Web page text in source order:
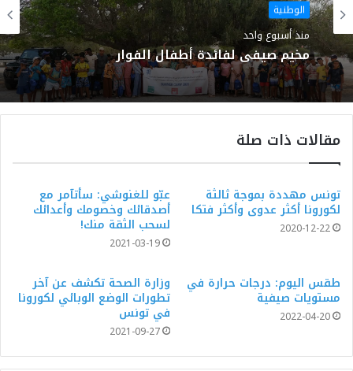
الوطنية
منذ أسبوع واحد
مخيم صيفي لفائدة أطفال الفوار
مقالات ذات صلة
تونس مهددة بموجة ثالثة
لكورونا أكثر عدوى وأكثر فتكا
2020-12-22
عبّو للغنوشي: سأتآمر مع
أصدقائك وخصومك وأعدائك
لسحب الثقة منك!
2021-03-19
طقس اليوم: درجات حرارة في
مستويات صيفية
2022-04-20
وزارة الصحة تكشف عن آخر
تطورات الوضع الوبائي لكورونا
في تونس
2021-09-27